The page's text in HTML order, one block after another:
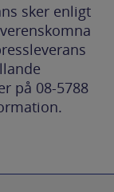
sker enligt
på 08-5788